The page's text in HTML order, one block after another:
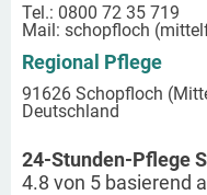
Tel.: 0800 72 35 719
Mail: schopfloch
Regional Pflege
91626 Schopfloch
Deutschland
24-Stunden-Pflege
4.8 von 5 basierend